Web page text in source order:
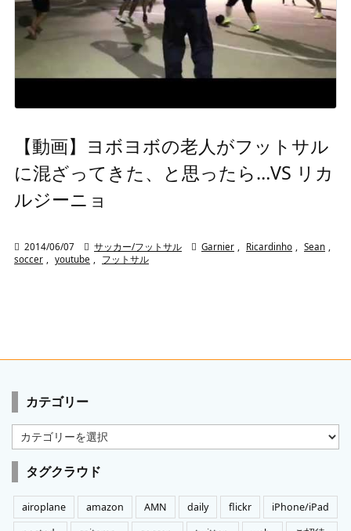
【動画】ヨボヨボの老人がフットサル
に混ざってきた、と思ったら…VS リカ
ルジーニョ
 2014/06/07  サッカー/フットサル  Garnier , Ricardinho , Sean ,
soccer , youtube , フットサル
カテゴリー
カ
テ
ゴ
リ
ー
タグクラウド
airoplane amazon AMN daily flickr
iPhone/iPad